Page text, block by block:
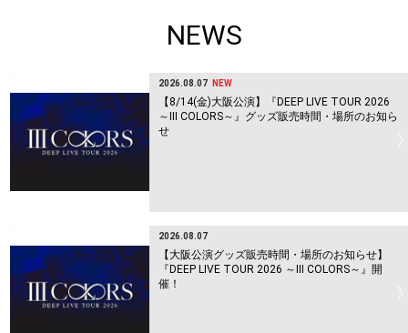
NEWS
2026.08.07 NEW
【8/14(金)大阪公演】『DEEP LIVE TOUR 2026
～Ⅲ COLORS～』グッズ販売時間・場所のお知ら
せ
2026.08.07
【大阪公演グッズ販売時間・場所のお知らせ】
『DEEP LIVE TOUR 2026 ～Ⅲ COLORS～』開
催！